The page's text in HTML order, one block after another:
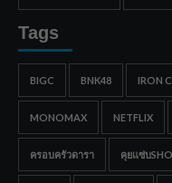
Tags
BIGC BNK48 IRON
MONOMAX NETFLIX
ครอบครัวดารา คุยแซ่บ